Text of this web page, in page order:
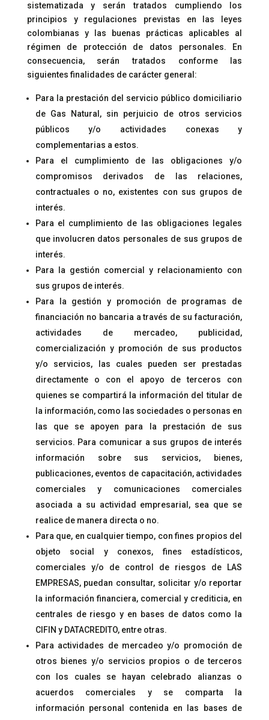
sistematizada y serán tratados cumpliendo los
principios y regulaciones previstas en las leyes
colombianas y las buenas prácticas aplicables al
régimen de protección de datos personales. En
consecuencia, serán tratados conforme las
siguientes finalidades de carácter general:
Para la prestación del servicio público domiciliario
de Gas Natural, sin perjuicio de otros servicios
públicos y/o actividades conexas y
complementarias a estos.
Para el cumplimiento de las obligaciones y/o
compromisos derivados de las relaciones,
contractuales o no, existentes con sus grupos de
interés.
Para el cumplimiento de las obligaciones legales
que involucren datos personales de sus grupos de
interés.
Para la gestión comercial y relacionamiento con
sus grupos de interés.
Para la gestión y promoción de programas de
financiación no bancaria a través de su facturación,
actividades de mercadeo, publicidad,
comercialización y promoción de sus productos
y/o servicios, las cuales pueden ser prestadas
directamente o con el apoyo de terceros con
quienes se compartirá la información del titular de
la información, como las sociedades o personas en
las que se apoyen para la prestación de sus
servicios. Para comunicar a sus grupos de interés
información sobre sus servicios, bienes,
publicaciones, eventos de capacitación, actividades
comerciales y comunicaciones comerciales
asociada a su actividad empresarial, sea que se
realice de manera directa o no.
Para que, en cualquier tiempo, con fines propios del
objeto social y conexos, fines estadísticos,
comerciales y/o de control de riesgos de LAS
EMPRESAS, puedan consultar, solicitar y/o reportar
la información financiera, comercial y crediticia, en
centrales de riesgo y en bases de datos como la
CIFIN y DATACREDITO, entre otras.
Para actividades de mercadeo y/o promoción de
otros bienes y/o servicios propios o de terceros
con los cuales se hayan celebrado alianzas o
acuerdos comerciales y se comparta la
información personal contenida en las bases de